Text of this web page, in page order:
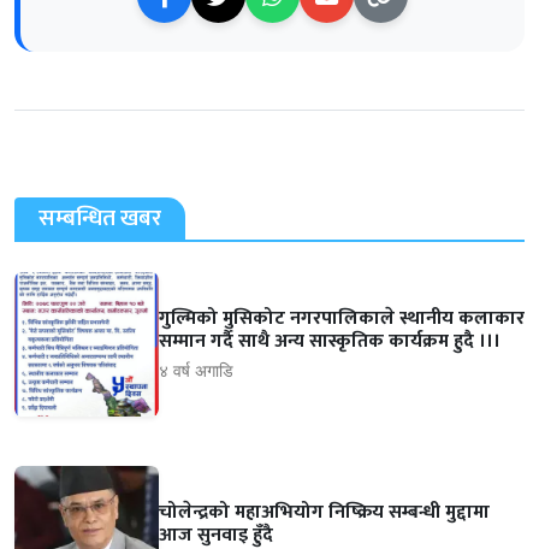
सम्बन्धित खबर
गुल्मिको मुसिकोट नगरपालिकाले स्थानीय कलाकार
सम्मान गर्दै साथै अन्य सास्कृतिक कार्यक्रम हुदै ।।।
४ वर्ष अगाडि
चोलेन्द्रको महाअभियोग निष्क्रिय सम्बन्धी मुद्दामा
आज सुनवाइ हुँदै